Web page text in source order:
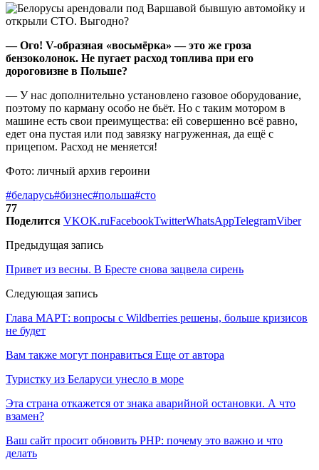
— Ого! V-образная «восьмёрка» — это же гроза
бензоколонок. Не пугает расход топлива при его
дороговизне в Польше?
— У нас дополнительно установлено газовое оборудование,
поэтому по карману особо не бьёт. Но с таким мотором в
машине есть свои преимущества: ей совершенно всё равно,
едет она пустая или под завязку нагруженная, да ещё с
прицепом. Расход не меняется!
Фото: личный архив героини
#беларусь#бизнес#польша#сто
77
Поделится VKOK.ruFacebookTwitterWhatsAppTelegramViber
Предыдущая запись
Привет из весны. В Бресте снова зацвела сирень
Следующая запись
Глава МАРТ: вопросы с Wildberries решены, больше кризисов
не будет
Вам также могут понравиться Еще от автора
Туристку из Беларуси унесло в море
Эта страна откажется от знака аварийной остановки. А что
взамен?
Ваш сайт просит обновить PHP: почему это важно и что
делать